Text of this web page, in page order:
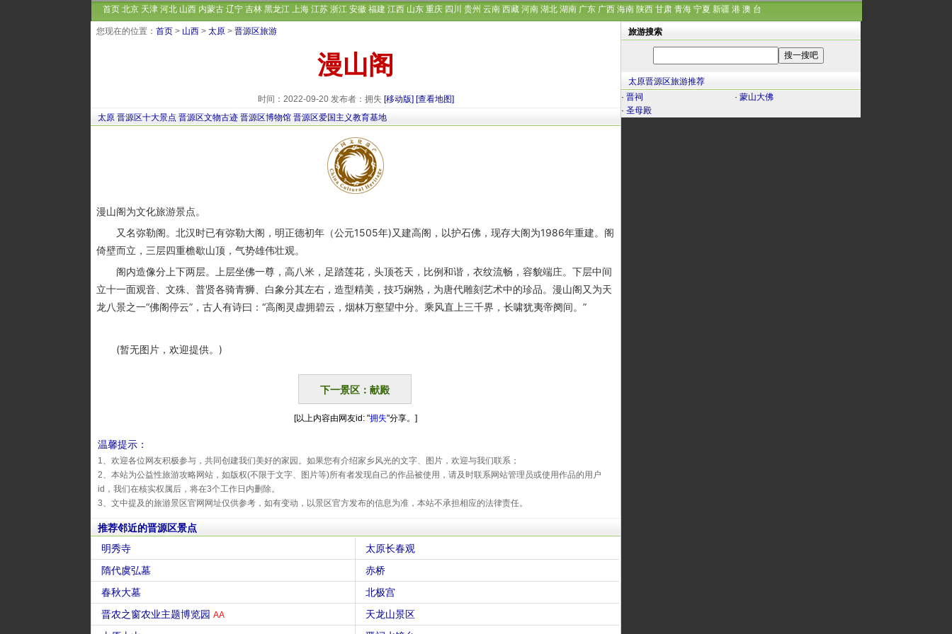
首页 北京 天津 河北 山西 内蒙古 辽宁 吉林 黑龙江 上海 江苏 浙江 安徽 福建 江西 山东 重庆 四川 贵州 云南 西藏 河南 湖北 湖南 广东 广西 海南 陕西 甘肃 青海 宁夏 新疆 港 澳 台
您现在的位置： 首页 > 山西 > 太原 > 晋源区旅游
漫山阁
时间：2022-09-20 发布者：拥失 [移动版] [查看地图]
太原 晋源区十大景点 晋源区文物古迹 晋源区博物馆 晋源区爱国主义教育基地
漫山阁为文化旅游景点。
又名弥勒阁。北汉时已有弥勒大阁，明正德初年（公元1505年)又建高阁，以护石佛，现存大阁为1986年重建。阁
倚壁而立，三层四重檐歇山顶，气势雄伟壮观。
阁内造像分上下两层。上层坐佛一尊，高八米，足踏莲花，头顶苍天，比例和谐，衣纹流畅，容貌端庄。下层中间
立十一面观音、文殊、普贤各骑青狮、白象分其左右，造型精美，技巧娴熟，为唐代雕刻艺术中的珍品。漫山阁又为天
龙八景之一“佛阁停云”，古人有诗曰：“高阁灵虚拥碧云，烟林万壑望中分。乘风直上三千界，长啸犹夷帝阕间。”
(暂无图片，欢迎提供。)
下一景区：献殿
[以上内容由网友id: "拥失"分享。]
温馨提示：
1、欢迎各位网友积极参与，共同创建我们美好的家园。如果您有介绍家乡风光的文字、图片，欢迎与我们联系；
2、本站为公益性旅游攻略网站，如版权(不限于文字、图片等)所有者发现自己的作品被使用，请及时联系网站管理员或使用作品的用户
id，我们在核实权属后，将在3个工作日内删除。
3、文中提及的旅游景区官网网址仅供参考，如有变动，以景区官方发布的信息为准，本站不承担相应的法律责任。
推荐邻近的晋源区景点
明秀寺
太原长春观
隋代虞弘墓
赤桥
春秋大墓
北极宫
晋农之窗农业主题博览园 AA
天龙山景区
旅游搜索
太原晋源区旅游推荐
· 晋祠 · 蒙山大佛
· 圣母殿